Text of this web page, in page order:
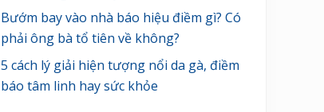
Bướm bay vào nhà báo hiệu điềm gì? Có
phải ông bà tổ tiên về không?
5 cách lý giải hiện tượng nổi da gà, điềm
báo tâm linh hay sức khỏe